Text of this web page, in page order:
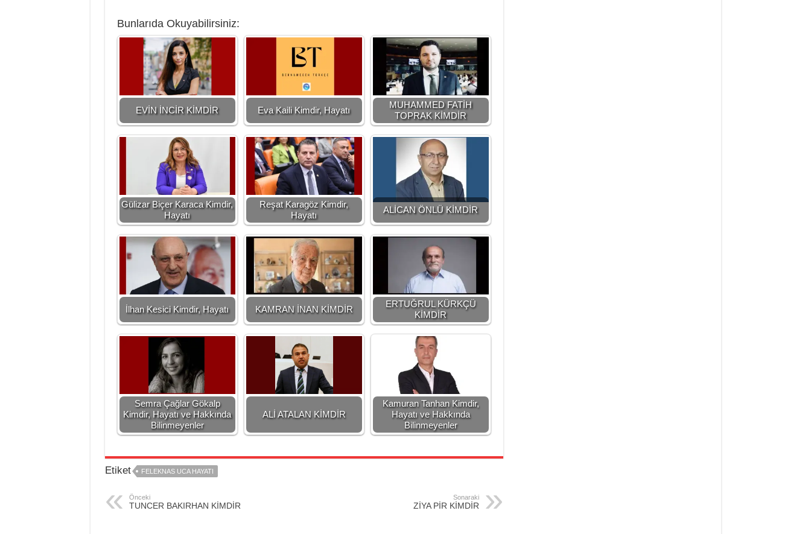
Bunlarıda Okuyabilirsiniz:
EVİN İNCİR KİMDİR Eva Kaili Kimdir, Hayatı
MUHAMMED FATİH
TOPRAK KİMDİR
Gülizar Biçer Karaca Kimdir,
Hayatı
Reşat Karagöz Kimdir,
Hayatı
ALİCAN ÖNLÜ KİMDİR
İlhan Kesici Kimdir, Hayatı KAMRAN İNAN KİMDİR
ERTUĞRUL KÜRKÇÜ
KİMDİR
Semra Çağlar Gökalp
Kimdir, Hayatı ve Hakkında
Bilinmeyenler
ALİ ATALAN KİMDİR
Kamuran Tanhan Kimdir,
Hayatı ve Hakkında
Bilinmeyenler
Etiket FELEKNAS UCA HAYATI
Önceki
TUNCER BAKIRHAN KİMDİR
Sonaraki
ZİYA PİR KİMDİR